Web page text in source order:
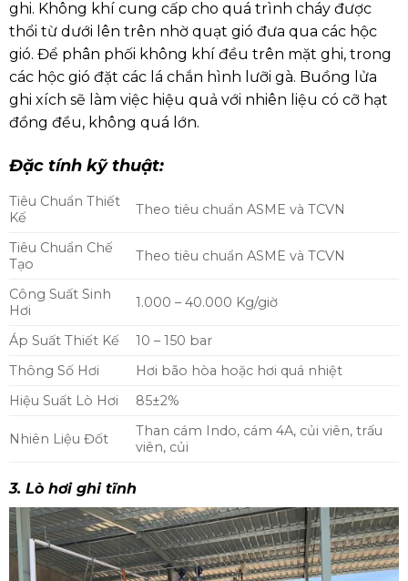
ghi. Không khí cung cấp cho quá trình cháy được
thổi từ dưới lên trên nhờ quạt gió đưa qua các hộc
gió. Để phân phối không khí đều trên mặt ghi, trong
các hộc gió đặt các lá chắn hình lưỡi gà. Buồng lửa
ghi xích sẽ làm việc hiệu quả với nhiên liệu có cỡ hạt
đồng đều, không quá lớn.
Đặc tính kỹ thuật:
Tiêu Chuẩn Thiết
Kế
Theo tiêu chuẩn ASME và TCVN
Tiêu Chuẩn Chế
Tạo
Theo tiêu chuẩn ASME và TCVN
Công Suất Sinh
Hơi
1.000 – 40.000 Kg/giờ
Áp Suất Thiết Kế
10 – 150 bar
Thông Số Hơi
Hơi bão hòa hoặc hơi quá nhiệt
Hiệu Suất Lò Hơi
85±2%
Nhiên Liệu Đốt
Than cám Indo, cám 4A, củi viên, trấu
viên, củi
3. Lò hơi ghi tĩnh